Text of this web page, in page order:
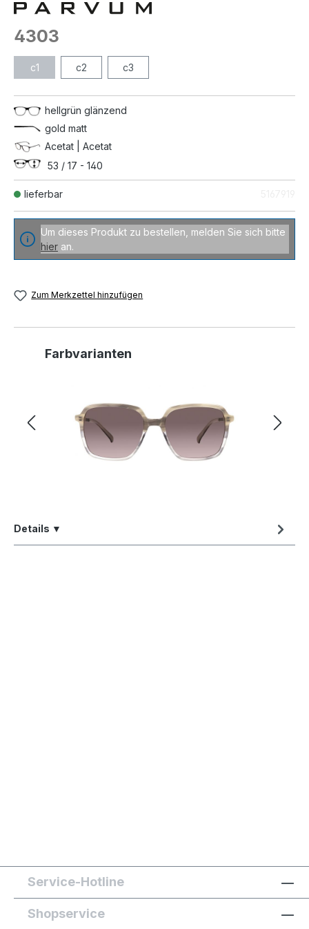
lieferbar
4303
c1 c2 c3
hellgrün glänzend
gold matt
Acetat | Acetat
53 / 17 - 140
Um dieses Produkt zu bestellen, melden Sie sich bitte
hier an.
Zum Merkzettel hinzufügen
Produktgalerie überspringen
Farbvarianten
Details ▼
Service-Hotline
Shopservice